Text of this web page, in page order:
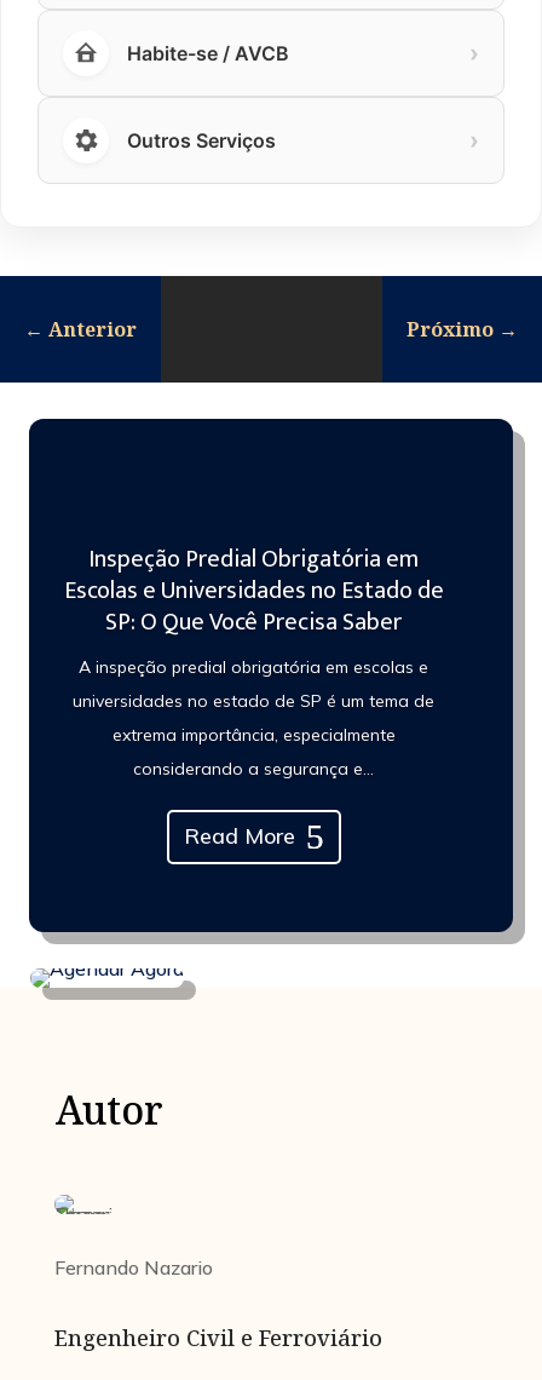
Habite-se / AVCB ›
Outros Serviços ›
← Anterior Próximo →
Inspeção Predial Obrigatória em
Escolas e Universidades no Estado de
SP: O Que Você Precisa Saber
A inspeção predial obrigatória em escolas e
universidades no estado de SP é um tema de
extrema importância, especialmente
considerando a segurança e…
Read More
Autor
Fernando Nazario
Engenheiro Civil e Ferroviário